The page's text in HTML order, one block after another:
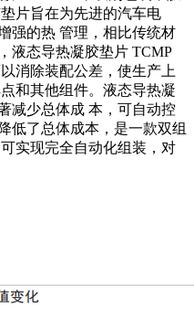
片旨在为先进的汽车电
强的热 管理，相比传统材
液态导热凝胶垫片 TCMP
消除装配公差，使生产上
和其他组件。液态导热凝
减少总体成 本，可自动控
低了总体成本，是一款双组
实现完全自动化组装，对